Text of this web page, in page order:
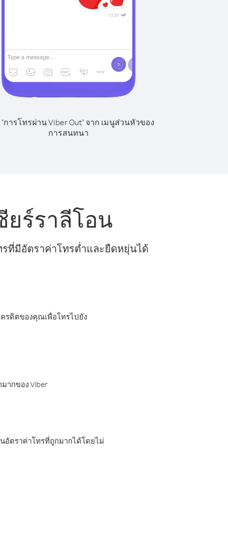
"การโทรผ่าน Viber Out" จาก เมนูส่วนหัวของ
การสนทนา
ยร์ราลีโอน
ที่มีอัตราค่าโทรต่ำและยืดหยุ่นได้
ครดิตของคุณเพื่อโทรไปยัง
ากของ Viber
อัตราค่าโทรที่ถูกมากได้โดยไม่